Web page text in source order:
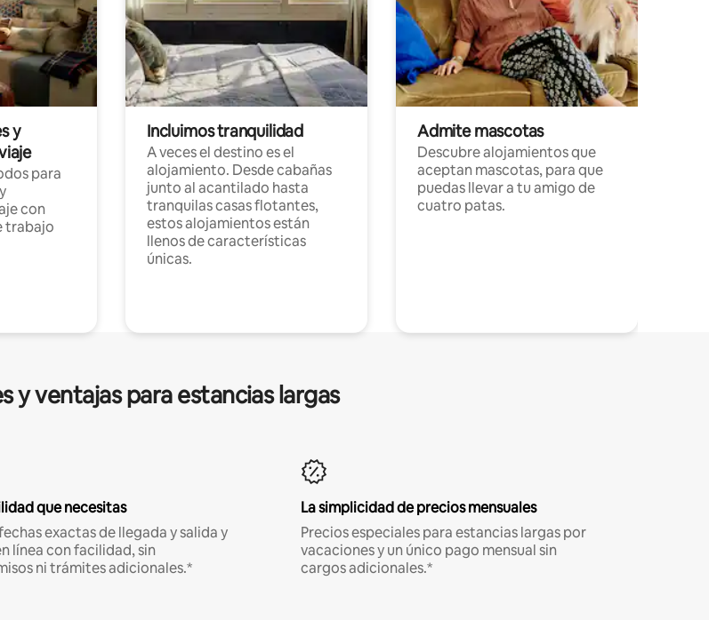
y
para
con
trabajo
Incluimos tranquilidad
A veces el destino es el
alojamiento. Desde cabañas
junto al acantilado hasta
tranquilas casas flotantes,
estos alojamientos están
llenos de características
únicas.
Admite mascotas
Descubre alojamientos que
aceptan mascotas, para que
puedas llevar a tu amigo de
cuatro patas.
y ventajas para estancias largas
que necesitas
exactas de llegada y salida y
línea con facilidad, sin
ni trámites adicionales.*
La simplicidad de precios mensuales
Precios especiales para estancias largas por
vacaciones y un único pago mensual sin
cargos adicionales.*